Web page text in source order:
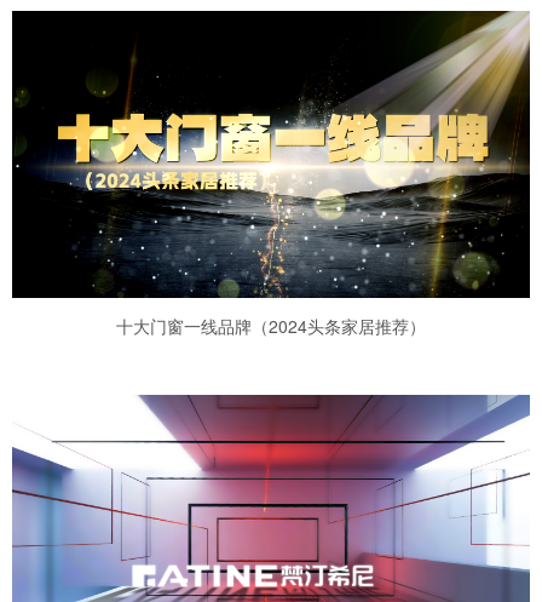
十大门窗一线品牌（2024头条家居推荐）